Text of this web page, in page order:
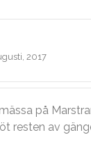
2017
på
resten av